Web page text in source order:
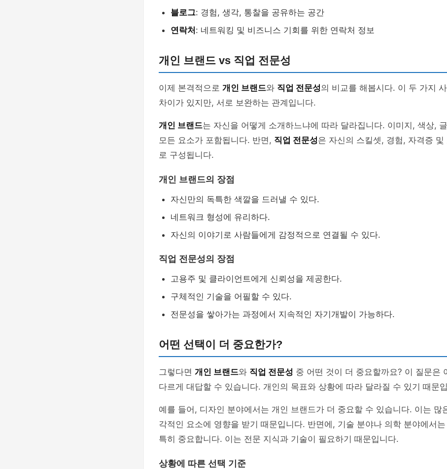
블로그: 경험, 생각, 통찰을 공유하는 공간
연락처 : 네트워킹 및 비즈니스 기회를 위한 연락처 정보
개인 브랜드 vs 직업 전문성
이제 본격적으로 개인 브랜드와 직업 전문성의 비교를 해봅시다. 이 두 가지
차이가 있지만, 서로 보완하는 관계입니다.
개인 브랜드는 자신을 어떻게 소개하느냐에 따라 달라집니다. 이미지, 색상,
모든 요소가 포함됩니다. 반면, 직업 전문성은 자신의 스킬셋, 경험, 자격증 및
로 구성됩니다.
개인 브랜드의 장점
자신만의 독특한 색깔을 드러낼 수 있다.
네트워크 형성에 유리하다.
자신의 이야기로 사람들에게 감정적으로 연결될 수 있다.
직업 전문성의 장점
고용주 및 클라이언트에게 신뢰성을 제공한다.
구체적인 기술을 어필할 수 있다.
전문성을 쌓아가는 과정에서 지속적인 자기개발이 가능하다.
어떤 선택이 더 중요한가?
그렇다면 개인 브랜드와 직업 전문성 중 어떤 것이 더 중요할까요? 이 질문은
다르게 대답할 수 있습니다. 개인의 목표와 상황에 따라 달라질 수 있기 때문
예를 들어, 디자인 분야에서는 개인 브랜드가 더 중요할 수 있습니다. 이는 많
각적인 요소에 영향을 받기 때문입니다. 반면에, 기술 분야나 의학 분야에서는
특히 중요합니다. 이는 전문 지식과 기술이 필요하기 때문입니다.
상황에 따른 선택 기준